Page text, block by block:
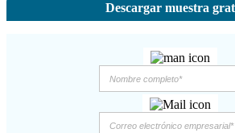
Descargar muestra